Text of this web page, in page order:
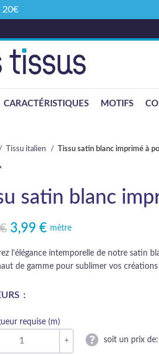
CARACTÉRISTIQUES MOTIFS
Tissu italien Tissu satin blanc imprimé à
satin blanc
€ était : 5,00 €.
3,99 €
est : 3,99 €.
mètre
l’élégance intemporelle de notre satin
de gamme pour sublimer vos
requise (m)
soit un prix de:
20€